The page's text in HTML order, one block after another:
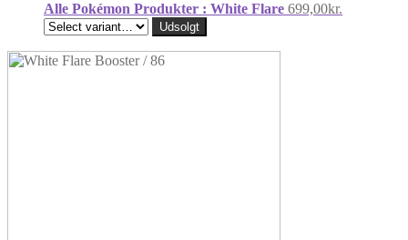
Alle Pokémon Produkter : White Flare 699,00kr.
Udsolgt